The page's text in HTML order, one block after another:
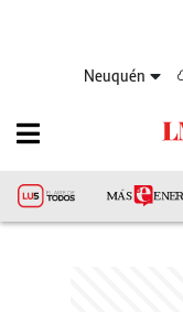
Neuquén